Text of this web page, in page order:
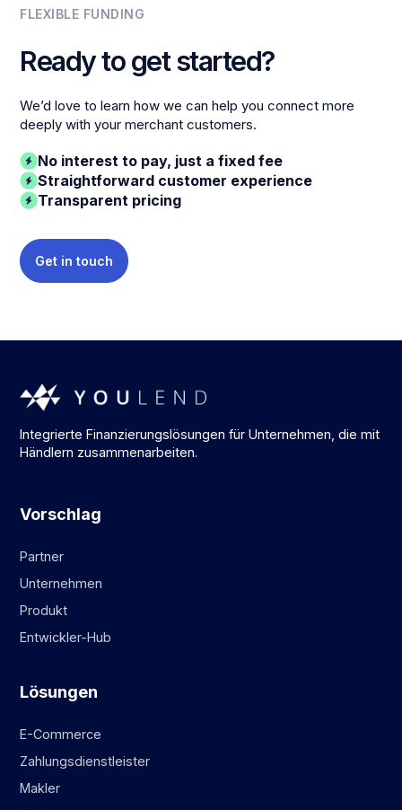
FLEXIBLE FUNDING
Ready to get started?
We’d love to learn how we can help you connect more
deeply with your merchant customers.
No interest to pay, just a fixed fee
Straightforward customer experience
Transparent pricing
Get in touch
Integrierte Finanzierungslösungen für Unternehmen, die mit
Händlern zusammenarbeiten.
Vorschlag
Partner
Unternehmen
Produkt
Entwickler-Hub
Lösungen
E-Commerce
Zahlungsdienstleister
Makler